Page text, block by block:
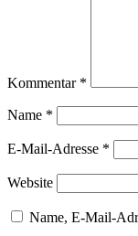
Kommentar *
Name *
E-Mail-Adresse *
Website
Name, E-Mail-